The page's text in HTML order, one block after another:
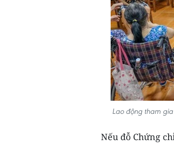
Lao động tham
Nếu đỗ Chứng